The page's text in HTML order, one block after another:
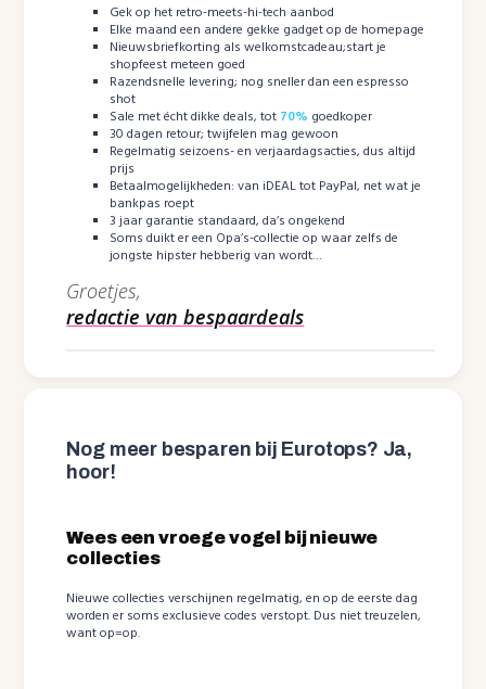
Gek op het retro-meets-hi-tech aanbod
Elke maand een andere gekke gadget op de homepage
Nieuwsbriefkorting als welkomstcadeau;start je
shopfeest meteen goed
Razendsnelle levering; nog sneller dan een espresso
shot
Sale met écht dikke deals, tot 70% goedkoper
30 dagen retour; twijfelen mag gewoon
Regelmatig seizoens- en verjaardagsacties, dus altijd
prijs
Betaalmogelijkheden: van iDEAL tot PayPal, net wat je
bankpas roept
3 jaar garantie standaard, da’s ongekend
Soms duikt er een Opa’s-collectie op waar zelfs de
jongste hipster hebberig van wordt…
Groetjes,
redactie van bespaardeals
Nog meer besparen bij Eurotops? Ja,
hoor!
Wees een vroege vogel bij nieuwe
collecties
Nieuwe collecties verschijnen regelmatig, en op de eerste dag
worden er soms exclusieve codes verstopt. Dus niet treuzelen,
want op=op.